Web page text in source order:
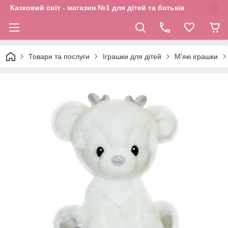
Казковий світ - магазин №1 для дітей та батьків
Товари та послуги Іграшки для дітей М'які іграшки